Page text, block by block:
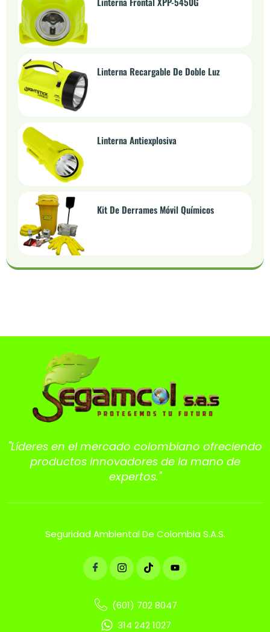
Linterna Recargable De Doble Luz
Linterna Antiexplosiva
Kit De Derrames Móvil Químicos
"Líderes en el mercado colombiano ofreciendo
productos innovadores de la mano de
expertos."
Seguridad Ambiental De Colombia S.A.S.
(601) 702 8047
314 242 1027